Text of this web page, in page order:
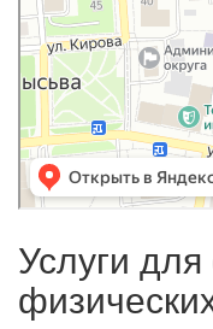
Услуги